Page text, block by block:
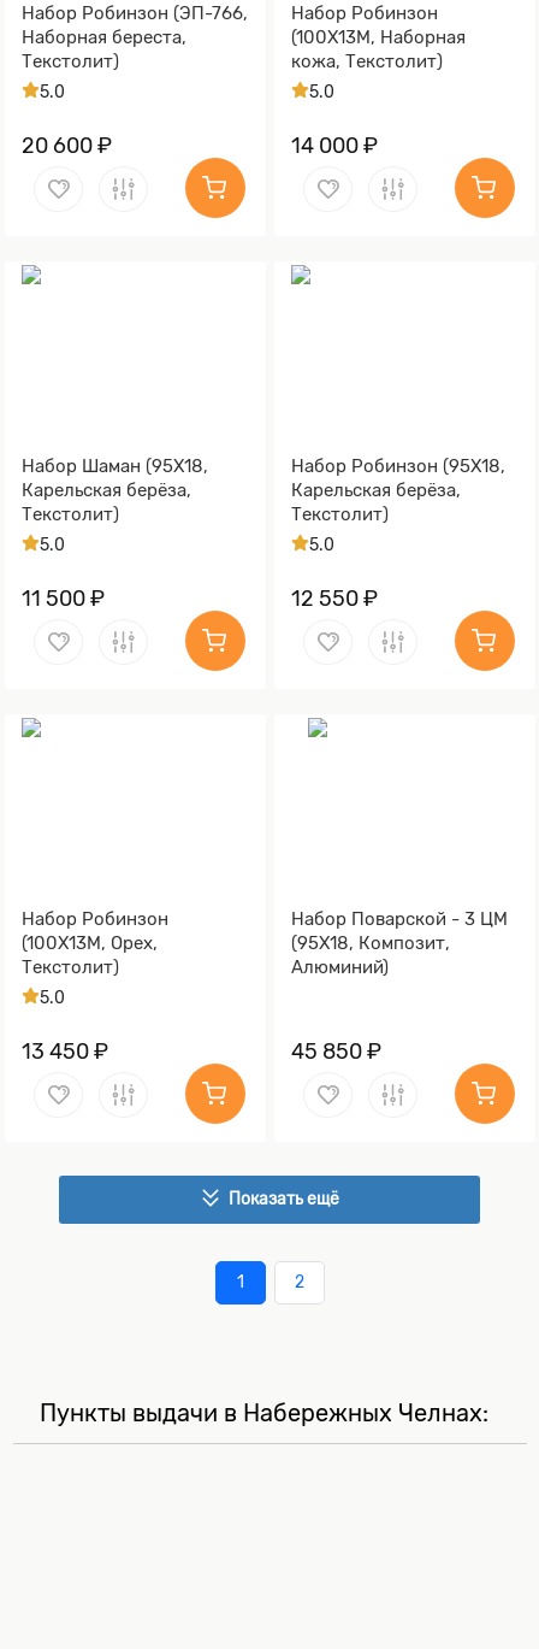
Набор Робинзон (ЭП-766,
Наборная береста,
Текстолит)
5.0
20 600 ₽
Набор Робинзон
(100Х13М, Наборная
кожа, Текстолит)
5.0
14 000 ₽
Набор Шаман (95Х18,
Карельская берёза,
Текстолит)
5.0
11 500 ₽
Набор Робинзон (95Х18,
Карельская берёза,
Текстолит)
5.0
12 550 ₽
Набор Робинзон
(100Х13М, Орех,
Текстолит)
5.0
13 450 ₽
Набор Поварской - 3 ЦМ
(95Х18, Композит,
Алюминий)
45 850 ₽
Показать ещё
1 2
Пункты выдачи в Набережных Челнах: